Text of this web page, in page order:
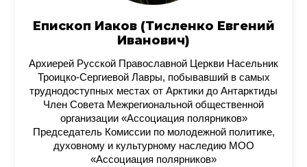
Епископ Иаков (Тисленко Евгений
Иванович)
Архиерей Русской Православной Церкви Насельник
Троицко-Сергиевой Лавры, побывавший в самых
труднодоступных местах от Арктики до Антарктиды
Член Совета Межрегиональной общественной
организации «Ассоциация полярников»
Председатель Комиссии по молодежной политике,
духовному и культурному наследию МОО
«Ассоциация полярников»